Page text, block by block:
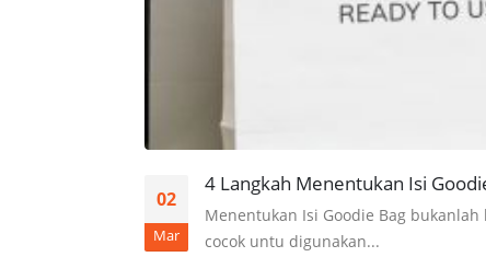
02
Mar
4 Langkah Menentukan Isi
Menentukan Isi Goodie Bag
cocok untu digunakan...